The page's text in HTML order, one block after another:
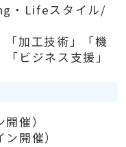
・Lifeスタイル/
「加工技術」「機
ビジネス支援」
催）
開催）